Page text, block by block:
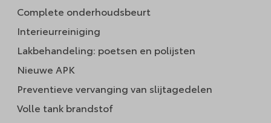
Complete onderhoudsbeurt
Interieurreiniging
Lakbehandeling: poetsen en polijsten
Nieuwe APK
Preventieve vervanging van slijtagedelen
Volle tank brandstof